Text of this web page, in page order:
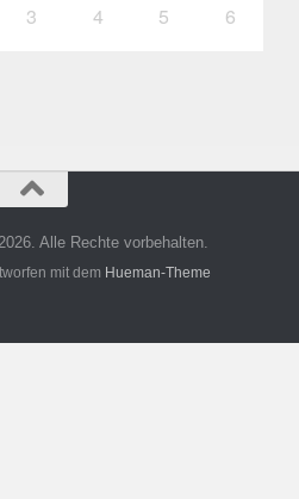
3 4 5 6
Alle Rechte vorbehalten.
mit dem Hueman-Theme